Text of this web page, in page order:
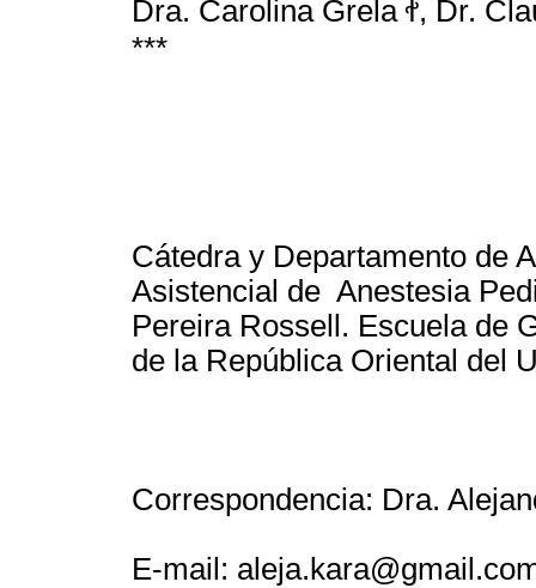
Dra. Carolina Grela ꬷ, Dr.
***
Cátedra y Departamento de
Asistencial de Anestesia
Pereira Rossell. Escuela de
de la República Oriental del
Correspondencia: Dra.
E-mail: